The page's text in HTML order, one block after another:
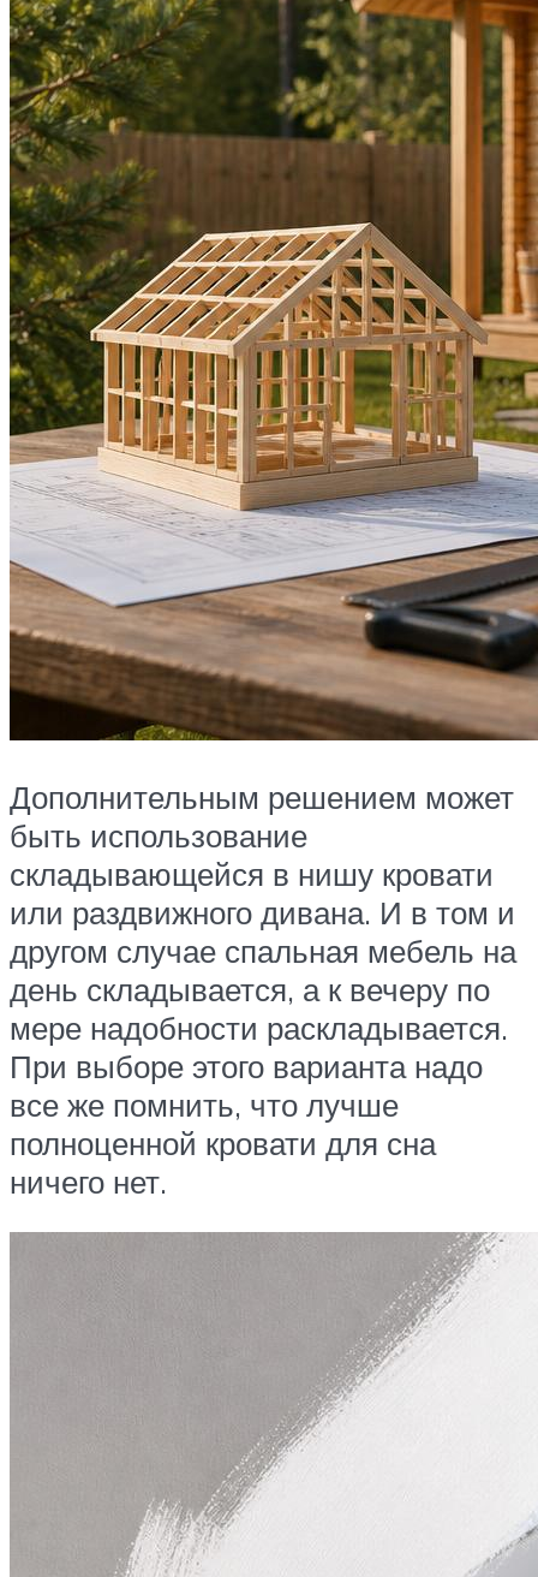
Дополнительным решением может
быть использование
складывающейся в нишу кровати
или раздвижного дивана. И в том и
другом случае спальная мебель на
день складывается, а к вечеру по
мере надобности раскладывается.
При выборе этого варианта надо
все же помнить, что лучше
полноценной кровати для сна
ничего нет.